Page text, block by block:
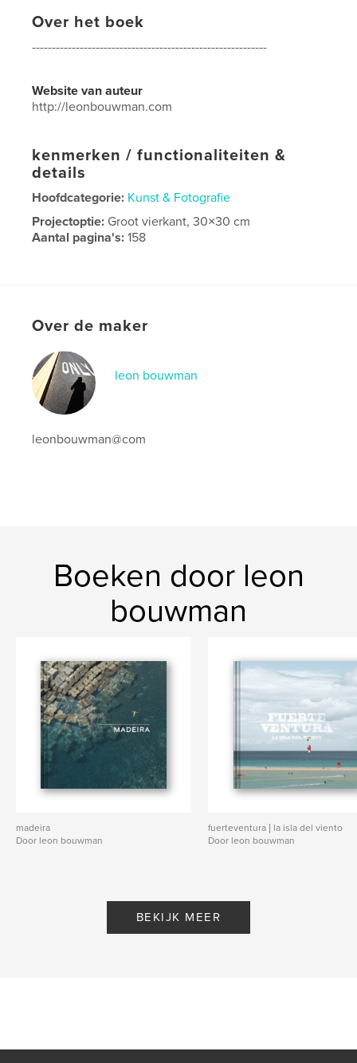
Over het boek
-----------------------------------------------------------
Website van auteur
http://leonbouwman.com
kenmerken / functionaliteiten &
details
Hoofdcategorie: Kunst & Fotografie
Projectoptie: Groot vierkant, 30×30 cm
Aantal pagina's:158
Over de maker
leon bouwman
leonbouwman@com
Boeken door leon
bouwman
madeira
Door leon bouwman
fuerteventura | la isla del viento
Door leon bouwman
BEKIJK MEER